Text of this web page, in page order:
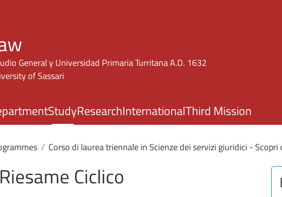
General y Universidad Primaria Turritana A.D. 1632
of Sassari
StudyResearchInternationalThird Mission
Corso di laurea triennale in Scienze dei servizi giuridici - Scopri
Ciclico